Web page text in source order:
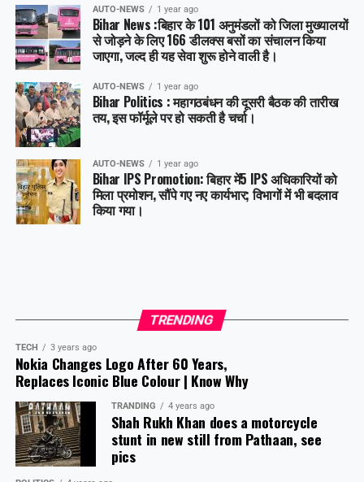
AUTO-NEWS 1 year ago
Bihar News :बिहार के 101 अनुमंडलों को जिला मुख्यालयों
से जोड़ने के लिए 166 डीलक्स बसों का संचालन किया
जाएगा, जल्द ही यह सेवा शुरू होने वाली है।
AUTO-NEWS 1 year ago
Bihar Politics : महागठबंधन की दूसरी बैठक की तारीख
तय, इस फॉर्मूले पर हो सकती है चर्चा।
AUTO-NEWS 1 year ago
Bihar IPS Promotion: बिहार में5 IPS अधिकारियों को
मिला प्रमोशन, सौंपे गए नए कार्यभार; विभागों में भी बदलाव
किया गया।
TRENDING
TECH 3 years ago
Nokia Changes Logo After 60 Years,
Replaces Iconic Blue Colour | Know Why
TRANDING 4 years ago
Shah Rukh Khan does a motorcycle
stunt in new still from Pathaan, see
pics